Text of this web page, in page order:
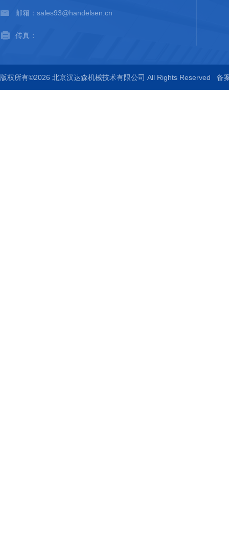
邮箱：sales93@handelsen.cn
传真：
版权所有©2026 北京汉达森机械技术有限公司 All Rights Reserved 备